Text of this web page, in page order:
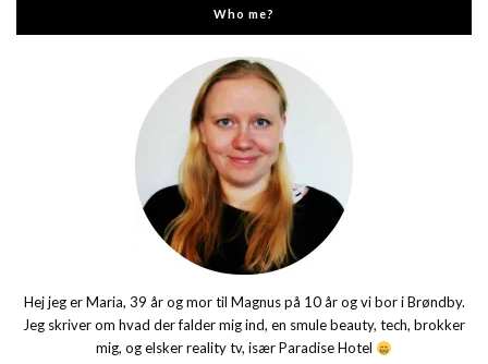
Who me?
Hej jeg er Maria, 39 år og mor til Magnus på 10 år og vi bor i Brøndby.
Jeg skriver om hvad der falder mig ind, en smule beauty, tech, brokker
mig, og elsker reality tv, især Paradise Hotel